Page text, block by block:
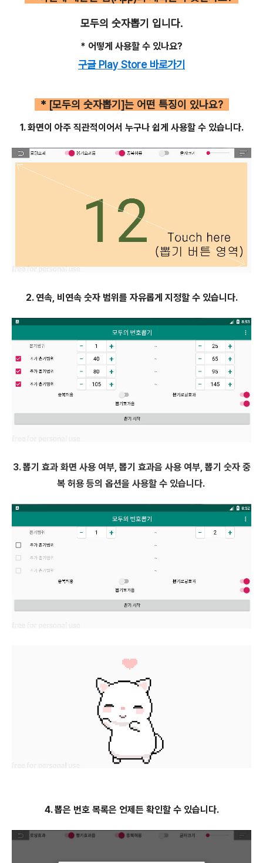
모두의 숫자뽑기 입니다.
* 어떻게 사용할 수 있나요?
구글 Play Store 바로가기
* [모두의 숫자뽑기]는 어떤 특징이 있나요?
1. 화면이 아주 직관적이어서 누구나 쉽게 사용할 수 있습니다.
2. 연속, 비연속 숫자 범위를 자유롭게 지정할 수 있습니다.
3. 뽑기 효과 화면 사용 여부, 뽑기 효과음 사용 여부, 뽑기 숫자 중
복 허용 등의 옵션을 사용할 수 있습니다.
4. 뽑은 번호 목록은 언제든 확인할 수 있습니다.